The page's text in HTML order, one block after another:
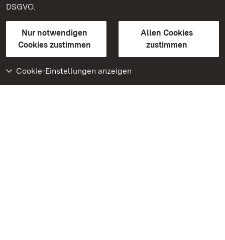
DSGVO.
Nur notwendigen
Cookies zustimmen
Allen Cookies
zustimmen
Cookie-Einstellungen anzeigen
Kontakt
GebärdenspracheLeichte Sprache
Erklärung zur Barrierefreiheit
BITV-konform (geprüfte Seiten)
Weiteres